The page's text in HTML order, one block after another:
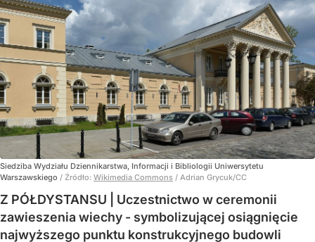
Siedziba Wydziału Dziennikarstwa, Informacji i Bibliologii Uniwersytetu
Warszawskiego / Źródło: Wikimedia Commons / Adrian Grycuk/CC
Z PÓŁDYSTANSU | Uczestnictwo w ceremonii
zawieszenia wiechy - symbolizującej osiągnięcie
najwyższego punktu konstrukcyjnego budowli